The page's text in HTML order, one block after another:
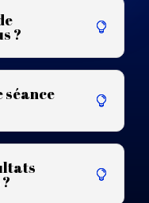
?
séance